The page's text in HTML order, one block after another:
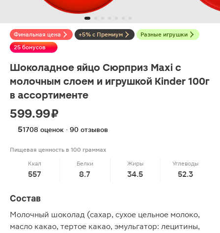
Финальная цена +5% с Премиум
Разные игрушки
25 бонусов
Шоколадное яйцо Сюрприз Maxi с
молочным слоем и игрушкой Kinder 100г
в ассортименте
599.99 ₽
51708 оценок · 90 отзывов
Пищевая ценность в 100 граммах
Ккал
557
Белки
8.7
Жиры
34.5
Углеводы
52.3
Состав
Молочный шоколад (сахар, сухое цельное молоко,
масло какао, тертое какао, эмульгатор: лецитины,